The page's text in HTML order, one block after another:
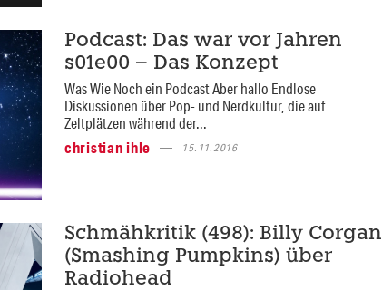
Podcast: Das war vor Jahren
s01e00 – Das Konzept
Was Wie Noch ein Podcast Aber hallo Endlose
Diskussionen über Pop- und Nerdkultur, die auf
Zeltplätzen während der...
christian ihle
15.11.2016
Schmähkritik (498): Billy Corgan
(Smashing Pumpkins) über
Radiohead